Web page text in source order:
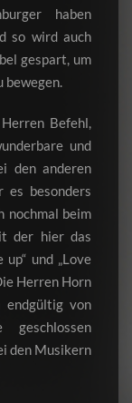
haben
so wird auch
gespart, um
bewegen.
Befehl,
und
den anderen
es besonders
nochmal beim
der hier das
und „Love
Herren Horn
endgültig von
den Musikern